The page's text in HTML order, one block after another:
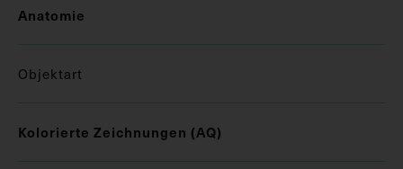
Anatomie
Objektart
Kolorierte Zeichnungen (AQ)